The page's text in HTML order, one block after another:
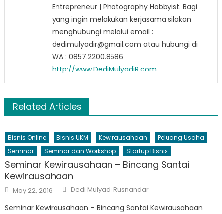
Entrepreneur | Photography Hobbyist. Bagi
yang ingin melakukan kerjasama silakan
menghubungi melalui email :
dedimulyadir@gmail.com atau hubungi di
WA : 0857.2200.8586
http://www.DediMulyadiR.com
Related Articles
Bisnis Online Bisnis UKM Kewirausahaan
Peluang Usaha
Seminar
Seminar dan Workshop Startup Bisnis
Seminar Kewirausahaan – Bincang Santai
Kewirausahaan
Posted
on
May 22, 2016 Author
Dedi Mulyadi Rusnandar
Seminar Kewirausahaan – Bincang Santai Kewirausahaan